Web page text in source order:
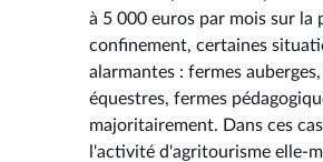
à 5 000 euros par mois sur la
confinement, certaines
alarmantes : fermes
équestres, fermes
majoritairement. Dans ces
l'activité d'agritourisme elle-